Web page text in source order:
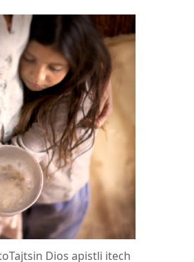
Dios apistli itech